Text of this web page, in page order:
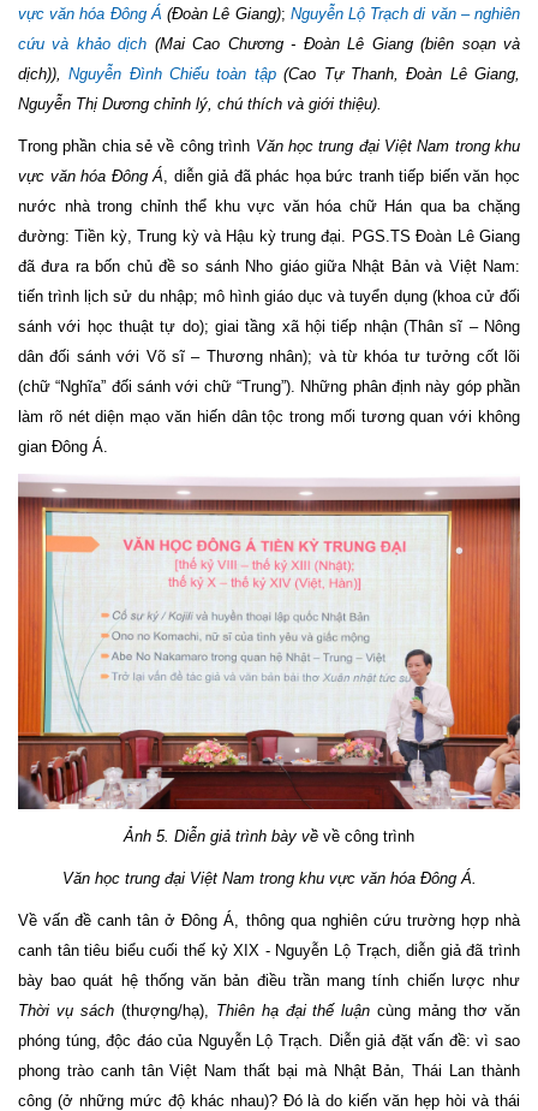
vực văn hóa Đông Á (Đoàn Lê Giang); Nguyễn Lộ Trạch di văn – nghiên
cứu và khảo dịch (Mai Cao Chương - Đoàn Lê Giang (biên soạn và
dịch)),Nguyễn Đình Chiểu toàn tập(Cao Tự Thanh, Đoàn Lê Giang,
Nguyễn Thị Dương chỉnh lý, chú thích và giới thiệu).
Trong phần chia sẻ về công trình Văn học trung đại Việt Nam trong khu
vực văn hóa Đông Á, diễn giả đã phác họa bức tranh tiếp biến văn học
nước nhà trong chỉnh thể khu vực văn hóa chữ Hán qua ba chặng
đường: Tiền kỳ, Trung kỳ và Hậu kỳ trung đại. PGS.TS Đoàn Lê Giang
đã đưa ra bốn chủ đề so sánh Nho giáo giữa Nhật Bản và Việt Nam:
tiến trình lịch sử du nhập; mô hình giáo dục và tuyển dụng (khoa cử đối
sánh với học thuật tự do); giai tầng xã hội tiếp nhận (Thân sĩ – Nông
dân đối sánh với Võ sĩ – Thương nhân); và từ khóa tư tưởng cốt lõi
(chữ “Nghĩa” đối sánh với chữ “Trung”). Những phân định này góp phần
làm rõ nét diện mạo văn hiến dân tộc trong mối tương quan với không
gian Đông Á.
Ảnh 5. Diễn giả trình bày về về công trình
Văn học trung đại Việt Nam trong khu vực văn hóa Đông Á.
Về vấn đề canh tân ở Đông Á, thông qua nghiên cứu trường hợp nhà
canh tân tiêu biểu cuối thế kỷ XIX - Nguyễn Lộ Trạch, diễn giả đã trình
bày bao quát hệ thống văn bản điều trần mang tính chiến lược như
Thời vụ sách(thượng/hạ), Thiên hạ đại thế luậncùng mảng thơ văn
phóng túng, độc đáo của Nguyễn Lộ Trạch. Diễn giả đặt vấn đề: vì sao
phong trào canh tân Việt Nam thất bại mà Nhật Bản, Thái Lan thành
công (ở những mức độ khác nhau)? Đó là do kiến văn hẹp hòi và thái